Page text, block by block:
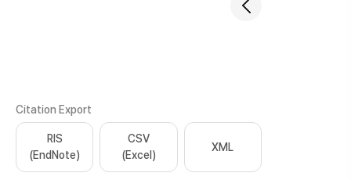
Citation Export
RIS
(EndNote)
CSV
(Excel)
XML